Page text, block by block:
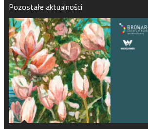
Pozostałe aktualności